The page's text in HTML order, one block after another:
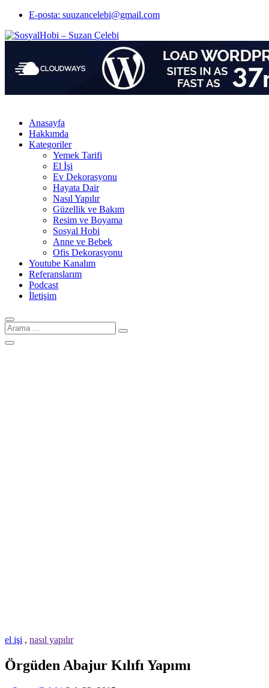
E-posta: suuzancelebi@gmail.com
Anasayfa
Hakkımda
Kategoriler
Yemek Tarifi
El İşi
Ev Dekorasyonu
Hayata Dair
Nasıl Yapılır
Güzellik ve Bakım
Resim ve Boyama
Sosyal Hobi
Anne ve Bebek
Ofis Dekorasyonu
Youtube Kanalım
Referanslarım
Podcast
İletişim
Arama
için:
el işi , nasıl yapılır
Örgüden Abajur Kılıfı Yapımı